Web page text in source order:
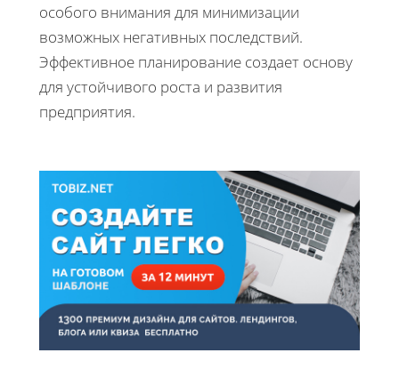
особого внимания для минимизации
возможных негативных последствий.
Эффективное планирование создает основу
для устойчивого роста и развития
предприятия.